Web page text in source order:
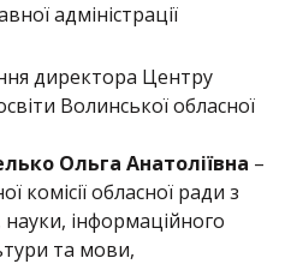
адміністрації
директора Центру
Волинської обласної
Ольга Анатоліївна –
комісії обласної ради з
науки, інформаційного
та мови,